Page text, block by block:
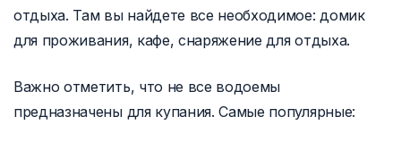
отдыха. Там вы найдете все необходимое: домик
для проживания, кафе, снаряжение для отдыха.
Важно отметить, что не все водоемы
предназначены для купания. Самые популярные: